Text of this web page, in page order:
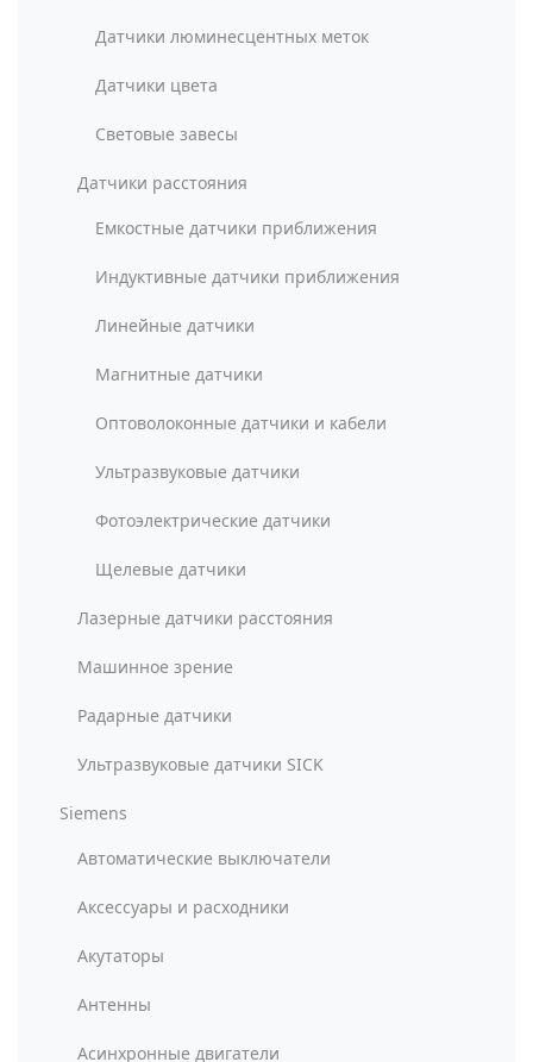
Датчики люминесцентных меток
Датчики цвета
Световые завесы
Датчики расстояния
Емкостные датчики приближения
Индуктивные датчики приближения
Линейные датчики
Магнитные датчики
Оптоволоконные датчики и кабели
Ультразвуковые датчики
Фотоэлектрические датчики
Щелевые датчики
Лазерные датчики расстояния
Машинное зрение
Радарные датчики
Ультразвуковые датчики SICK
Siemens
Автоматические выключатели
Аксессуары и расходники
Акутаторы
Антенны
Асинхронные двигатели